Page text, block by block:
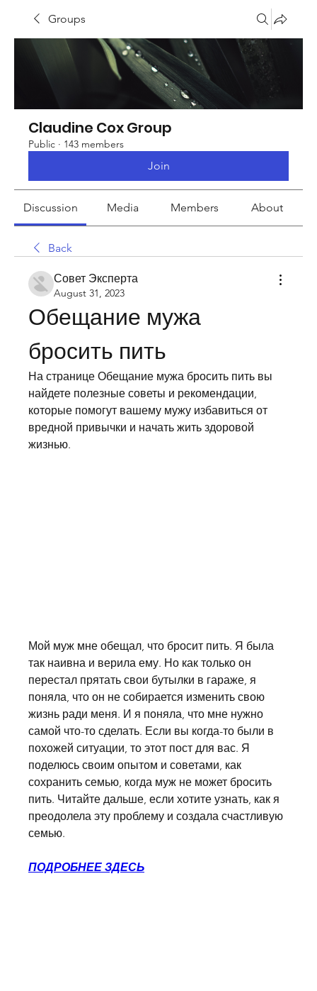
Groups
Claudine Cox Group
Public · 143 members
Join
Discussion Media Members About
Back
Совет Эксперта
August 31, 2023
Обещание мужа
бросить пить
На странице Обещание мужа бросить пить вы
найдете полезные советы и рекомендации,
которые помогут вашему мужу избавиться от
вредной привычки и начать жить здоровой
жизнью.
Мой муж мне обещал, что бросит пить. Я была
так наивна и верила ему. Но как только он
перестал прятать свои бутылки в гараже, я
поняла, что он не собирается изменить свою
жизнь ради меня. И я поняла, что мне нужно
самой что-то сделать. Если вы когда-то были в
похожей ситуации, то этот пост для вас. Я
поделюсь своим опытом и советами, как
сохранить семью, когда муж не может бросить
пить. Читайте дальше, если хотите узнать, как я
преодолела эту проблему и создала счастливую
семью.
ПОДРОБНЕЕ ЗДЕСЬ